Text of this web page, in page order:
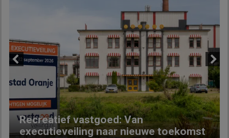
Recreatief vastgoed: Van
executieveiling naar nieuwe toekomst
Next